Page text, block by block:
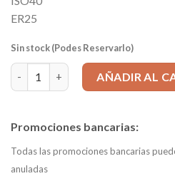
ER25
Sin stock (Podes Reservarlo)
Cono Portaboquilla DIN 2080 ISO
AÑADIR AL
Promociones bancarias:
Todas las promociones bancarias
anuladas